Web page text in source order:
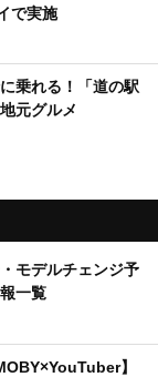
で実施
乗れる！「道の駅
元グルメ
モデルチェンジ予
一覧
】